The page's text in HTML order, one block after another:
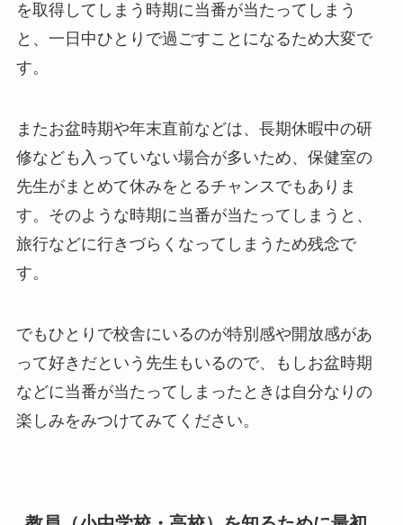
を取得してしまう時期に当番が当たってしまう
と、一日中ひとりで過ごすことになるため大変で
す。
またお盆時期や年末直前などは、長期休暇中の研
修なども入っていない場合が多いため、保健室の
先生がまとめて休みをとるチャンスでもありま
す。そのような時期に当番が当たってしまうと、
旅行などに行きづらくなってしまうため残念で
す。
でもひとりで校舎にいるのが特別感や開放感があ
って好きだという先生もいるので、もしお盆時期
などに当番が当たってしまったときは自分なりの
楽しみをみつけてみてください。